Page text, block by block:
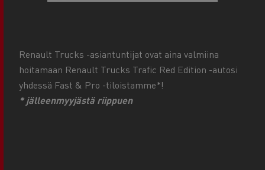
Renault Trucks -asiantuntijat ovat aina valmiina
hoitamaan Renault Trucks Trafic Red Edition -autosi
yhdessä Fast & Pro -tiloistamme*!
* jälleenmyyjästä riippuen